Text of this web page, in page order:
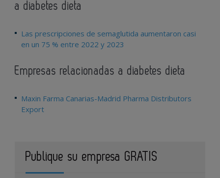
a diabetes dieta
Las prescripciones de semaglutida aumentaron casi
en un 75 % entre 2022 y 2023
Empresas relacionadas a diabetes dieta
Maxin Farma Canarias-Madrid Pharma Distributors
Export
Publique su empresa GRATIS